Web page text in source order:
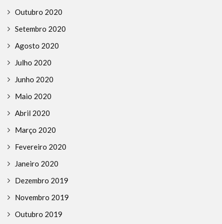
Outubro 2020
Setembro 2020
Agosto 2020
Julho 2020
Junho 2020
Maio 2020
Abril 2020
Março 2020
Fevereiro 2020
Janeiro 2020
Dezembro 2019
Novembro 2019
Outubro 2019